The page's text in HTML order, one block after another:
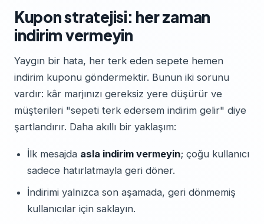
Kupon stratejisi: her zaman
indirim vermeyin
Yaygın bir hata, her terk eden sepete hemen
indirim kuponu göndermektir. Bunun iki sorunu
vardır: kâr marjınızı gereksiz yere düşürür ve
müşterileri "sepeti terk edersem indirim gelir" diye
şartlandırır. Daha akıllı bir yaklaşım:
İlk mesajda asla indirim vermeyin; çoğu kullanıcı
sadece hatırlatmayla geri döner.
İndirimi yalnızca son aşamada, geri dönmemiş
kullanıcılar için saklayın.